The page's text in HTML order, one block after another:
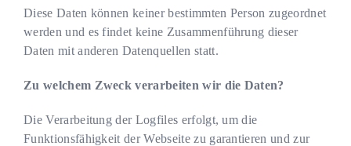
Diese Daten können keiner bestimmten Person zugeordnet
werden und es findet keine Zusammenführung dieser
Daten mit anderen Datenquellen statt.
Zu welchem Zweck verarbeiten wir die Daten?
Die Verarbeitung der Logfiles erfolgt, um die
Funktionsfähigkeit der Webseite zu garantieren und zur